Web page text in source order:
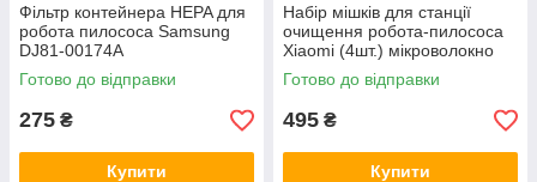
Фільтр контейнера HEPA для
робота пилососа Samsung
DJ81-00174A
Готово до відправки
275 ₴
Купити
Набір мішків для станції
очищення робота-пилососа
Xiaomi (4шт.) мікроволокно
Готово до відправки
495 ₴
Купити